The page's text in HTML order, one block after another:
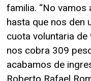
familia. “No
hasta que nos den
cuota voluntaria
nos cobra 309
acabamos de